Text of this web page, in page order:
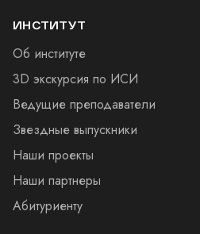
ИНСТИТУТ
Об институте
3D экскурсия по ИСИ
Ведущие преподаватели
Звездные выпускники
Наши проекты
Наши партнеры
Абитуриенту